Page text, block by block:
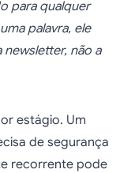
para qualquer
palavra, ele
não a
estágio. Um
de segurança
recorrente pode